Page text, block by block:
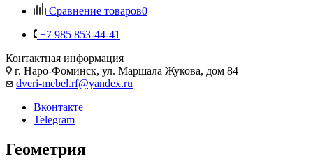
Сравнение товаров0
+7 985 853-44-41
Контактная информация
г. Наро-Фоминск, ул. Маршала Жукова, дом 84
dveri-mebel.rf@yandex.ru
Вконтакте
Telegram
Геометрия